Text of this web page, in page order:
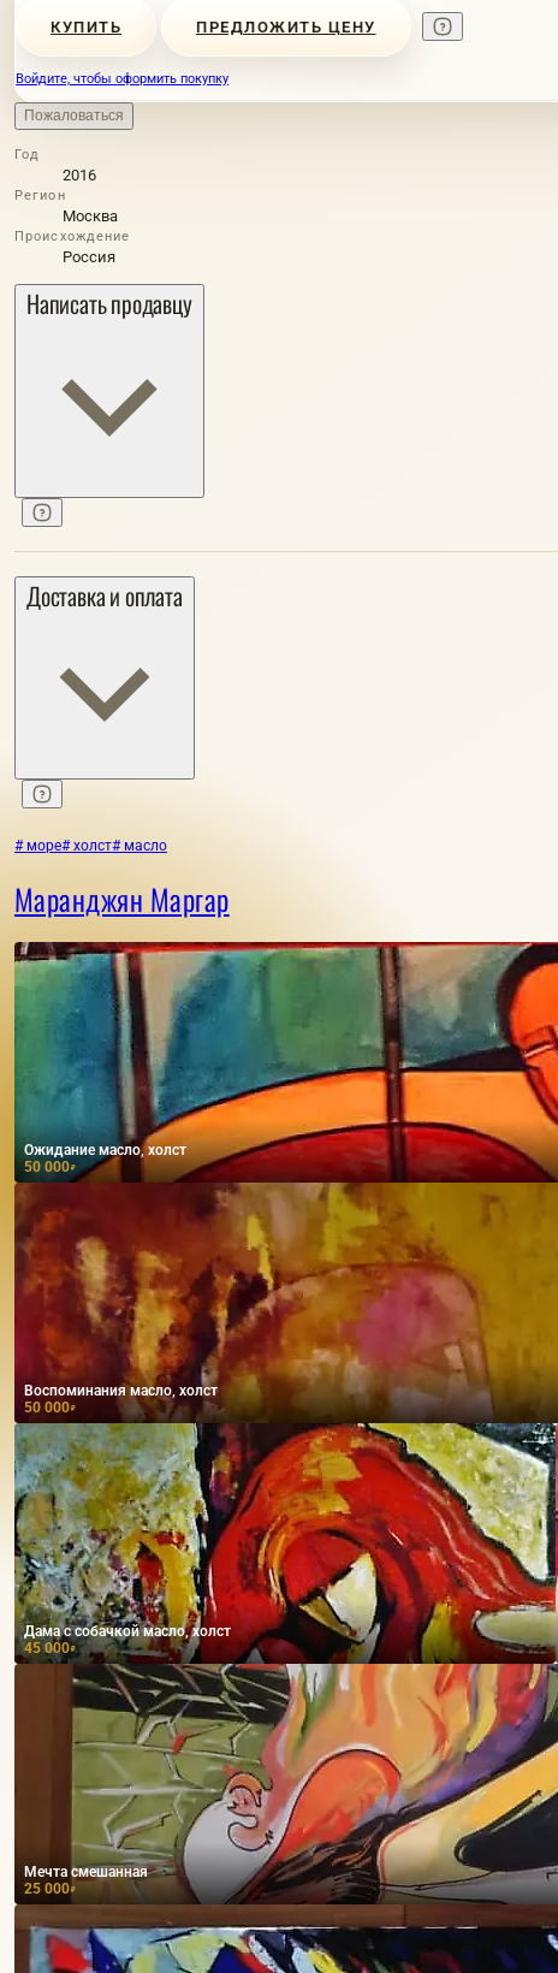
КУПИТЬ ПРЕДЛОЖИТЬ ЦЕНУ
Войдите, чтобы оформить покупку
Пожаловаться
Год
2016
Регион
Москва
Происхождение
Россия
Написать продавцу
Доставка и оплата
# море# холст# масло
Маранджян Маргар
Ожидание масло, холст
50 000₽
Воспоминания масло, холст
50 000₽
Дама с собачкой масло, холст
45 000₽
Мечта смешанная
25 000₽